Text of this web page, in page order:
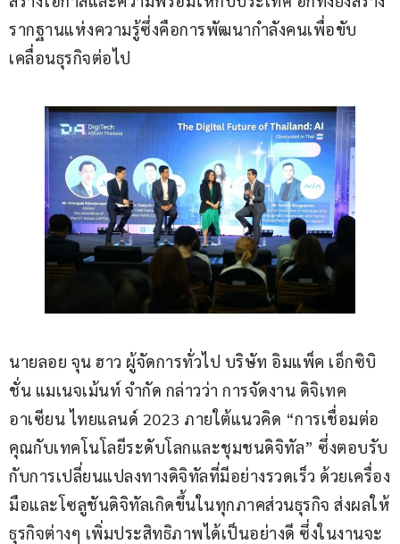
รากฐานแห่งความรู้ซึ่งคือการพัฒนากำลังคนเพื่อขับ
เคลื่อนธุรกิจต่อไป
นายลอย จุน ฮาว ผู้จัดการทั่วไป บริษัท อิมแพ็ค เอ็กซิบิ
ชั่น แมเนจเม้นท์ จำกัด กล่าวว่า การจัดงาน ดิจิเทค
อาเซียน ไทยแลนด์ 2023 ภายใต้แนวคิด “การเชื่อมต่อ
คุณกับเทคโนโลยีระดับโลกและชุมชนดิจิทัล” ซึ่งตอบรับ
กับการเปลี่ยนแปลงทางดิจิทัลที่มีอย่างรวดเร็ว ด้วยเครื่อง
มือและโซลูชันดิจิทัลเกิดขึ้นในทุกภาคส่วนธุรกิจ ส่งผลให้
ธุรกิจต่างๆ เพิ่มประสิทธิภาพได้เป็นอย่างดี ซึ่งในงานจะ